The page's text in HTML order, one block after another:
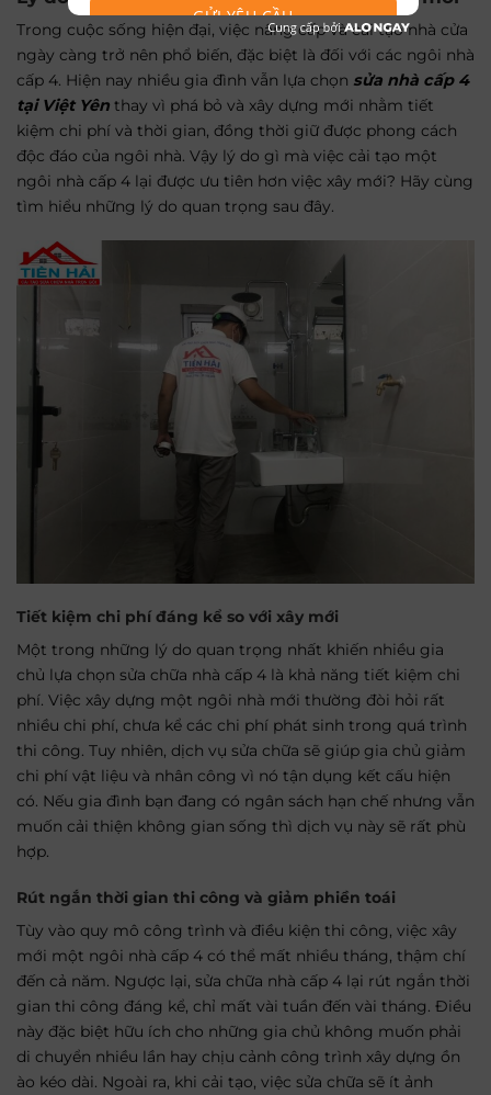
Trong cuộc sống hiện đại, việc nâng cấp và cải tạo nhà cửa
ngày càng trở nên phổ biến, đặc biệt là đối với các ngôi nhà
cấp 4. Hiện nay nhiều gia đình vẫn lựa chọn sửa nhà cấp 4
tại Việt Yên thay vì phá bỏ và xây dựng mới nhằm tiết
kiệm chi phí và thời gian, đồng thời giữ được phong cách
độc đáo của ngôi nhà. Vậy lý do gì mà việc cải tạo một
ngôi nhà cấp 4 lại được ưu tiên hơn việc xây mới? Hãy cùng
tìm hiểu những lý do quan trọng sau đây.
Tiết kiệm chi phí đáng kể so với xây mới
Một trong những lý do quan trọng nhất khiến nhiều gia
chủ lựa chọn sửa chữa nhà cấp 4 là khả năng tiết kiệm chi
phí. Việc xây dựng một ngôi nhà mới thường đòi hỏi rất
nhiều chi phí, chưa kể các chi phí phát sinh trong quá trình
thi công. Tuy nhiên, dịch vụ sửa chữa sẽ giúp gia chủ giảm
chi phí vật liệu và nhân công vì nó tận dụng kết cấu hiện
có. Nếu gia đình bạn đang có ngân sách hạn chế nhưng vẫn
muốn cải thiện không gian sống thì dịch vụ này sẽ rất phù
hợp.
Rút ngắn thời gian thi công và giảm phiền toái
Tùy vào quy mô công trình và điều kiện thi công, việc xây
mới một ngôi nhà cấp 4 có thể mất nhiều tháng, thậm chí
đến cả năm. Ngược lại, sửa chữa nhà cấp 4 lại rút ngắn thời
gian thi công đáng kể, chỉ mất vài tuần đến vài tháng. Điều
này đặc biệt hữu ích cho những gia chủ không muốn phải
di chuyển nhiều lần hay chịu cảnh công trình xây dựng ồn
ào kéo dài. Ngoài ra, khi cải tạo, việc sửa chữa sẽ ít ảnh
GỬI YÊU CẦU